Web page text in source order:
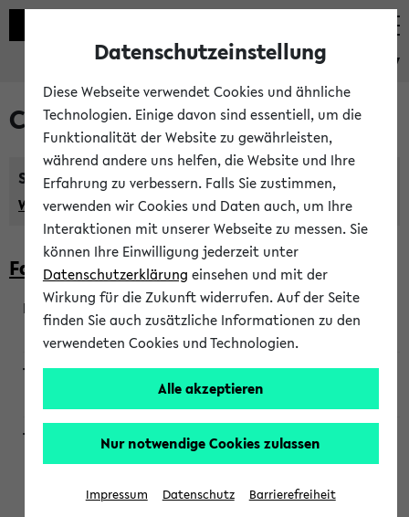
eKVV
Courses taught in English
Semester:
WiSe 2026/2027 SoSe 2026 Previous...
Faculty of Biology
200923
Wendisch, Peters-Wendisch, Stegelmann
Projektmodul "Bakterielle Biotechnologie"
Persönliche Anmeldung beim Veranstalter ist unbedingt
Datenschutzeinstellung
Diese Webseite verwendet Cookies und ähnliche
Technologien. Einige davon sind essentiell, um die
Funktionalität der Website zu gewährleisten,
während andere uns helfen, die Website und Ihre
Erfahrung zu verbessern. Falls Sie zustimmen,
verwenden wir Cookies und Daten auch, um Ihre
Interaktionen mit unserer Webseite zu messen. Sie
können Ihre Einwilligung jederzeit unter
Datenschutzerklärung einsehen und mit der
Wirkung für die Zukunft widerrufen. Auf der Seite
finden Sie auch zusätzliche Informationen zu den
verwendeten Cookies und Technologien.
Alle akzeptieren
Nur notwendige Cookies zulassen
Impressum Datenschutz Barrierefreiheit